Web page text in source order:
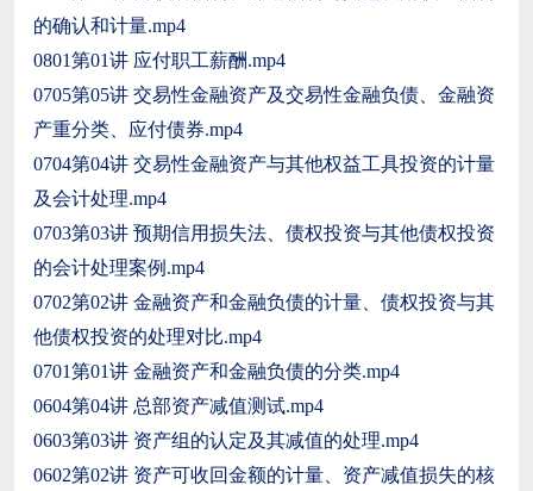
的确认和计量.mp4
0801第01讲 应付职工薪酬.mp4
0705第05讲 交易性金融资产及交易性金融负债、金融资
产重分类、应付债券.mp4
0704第04讲 交易性金融资产与其他权益工具投资的计量
及会计处理.mp4
0703第03讲 预期信用损失法、债权投资与其他债权投资
的会计处理案例.mp4
0702第02讲 金融资产和金融负债的计量、债权投资与其
他债权投资的处理对比.mp4
0701第01讲 金融资产和金融负债的分类.mp4
0604第04讲 总部资产减值测试.mp4
0603第03讲 资产组的认定及其减值的处理.mp4
0602第02讲 资产可收回金额的计量、资产减值损失的核